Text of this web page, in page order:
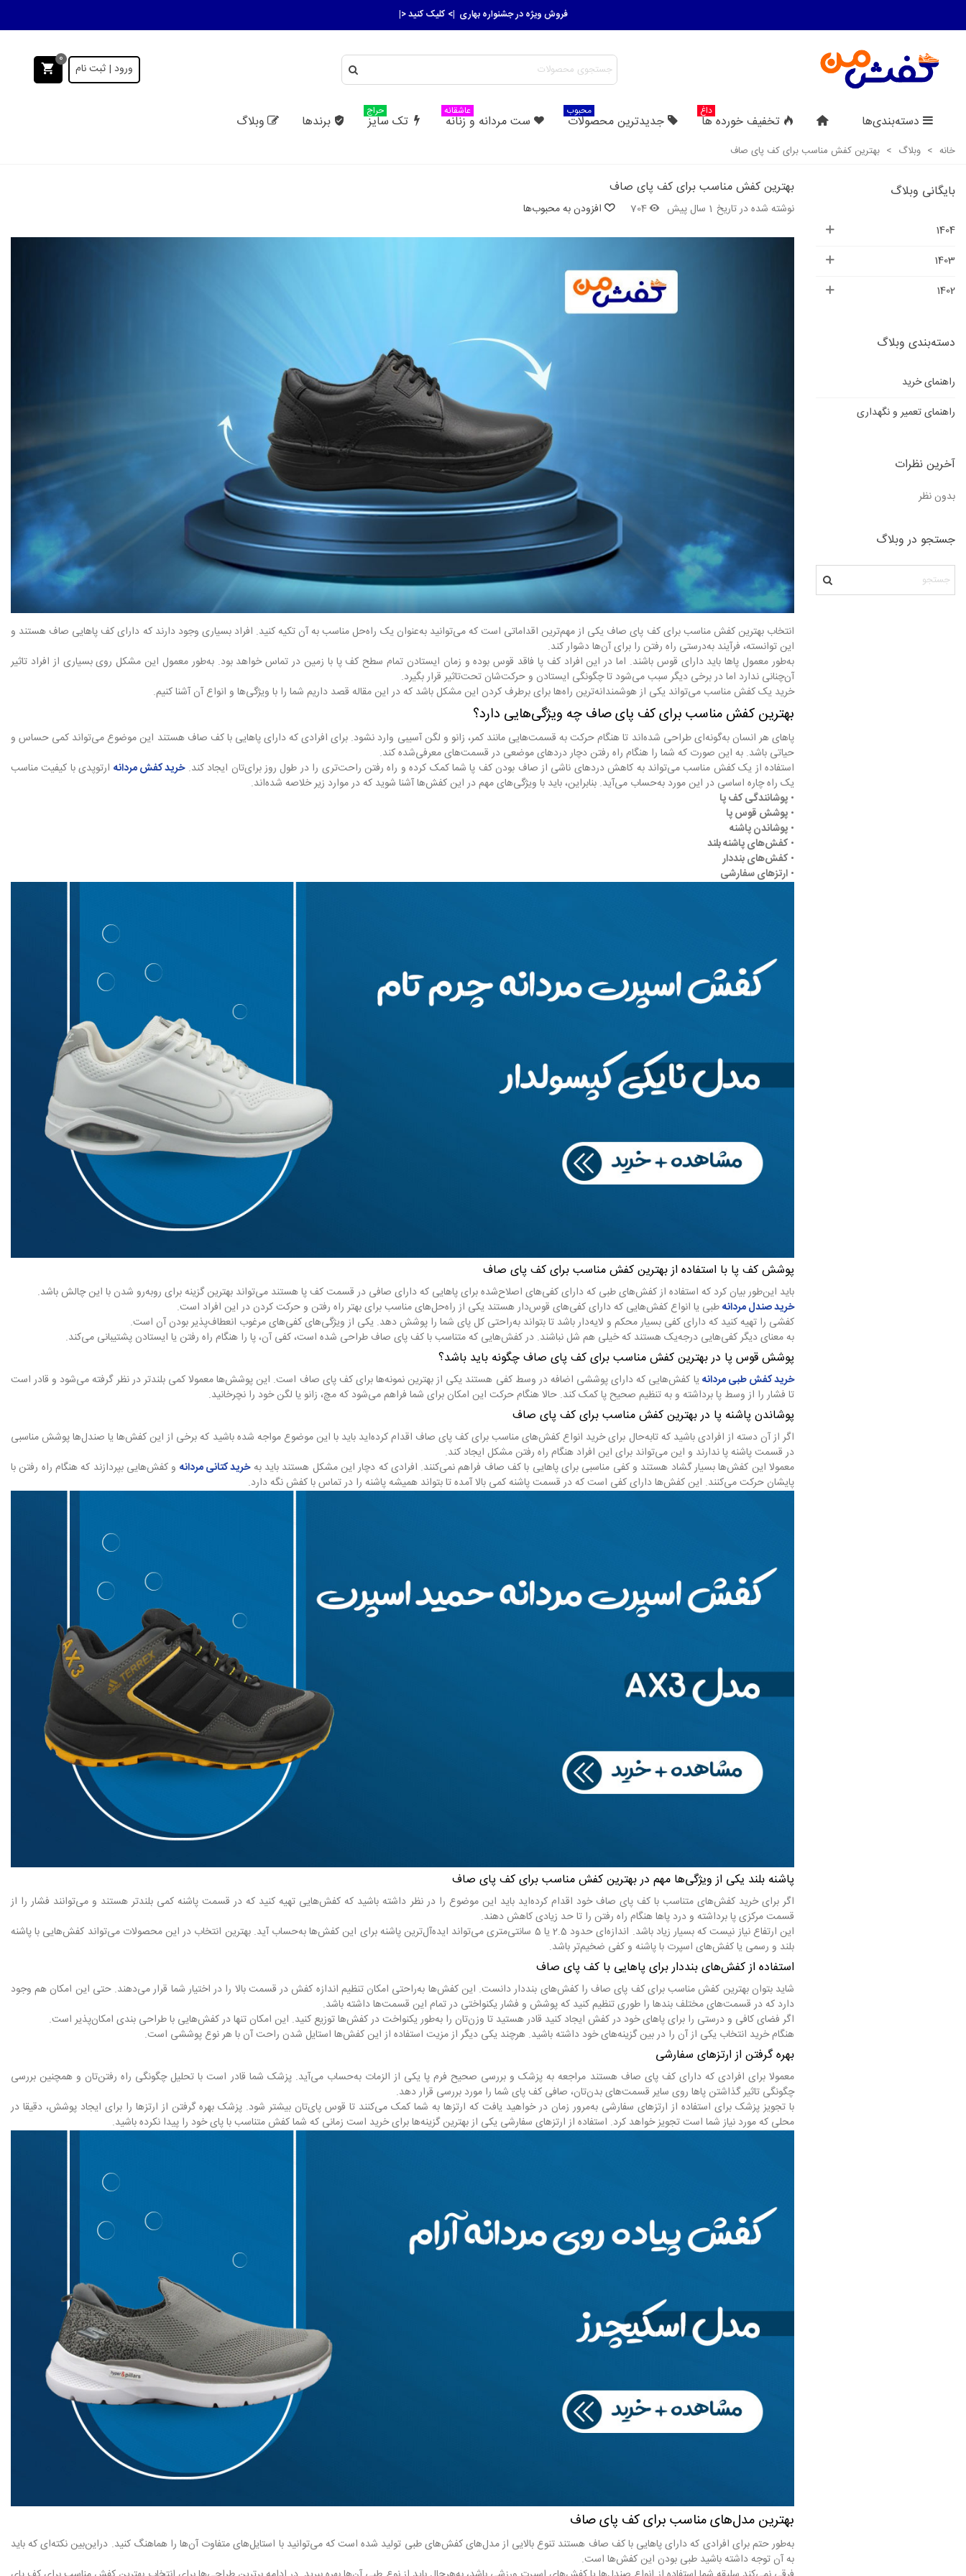
|> کلیک کنید <|ارسال رایگان سفارش های بالای 2 میلیون تومان
ورود | ثبت نام
0
دسته‌بندی‌ها تخفیف خورده ها
داغ
جدیدترین محصولات
محبوب
ست مردانه و زنانه
عاشقانه
تک سایز
حراج
برندها وبلاگ
خانه > وبلاگ > بهترین کفش مناسب برای کف پای صاف
بایگانی وبلاگ
1404
1403
1402
دسته‌بندی وبلاگ
راهنمای خرید
راهنمای تعمیر و نگهداری
آخرین نظرات
بدون نظر
جستجو در وبلاگ
بهترین کفش مناسب برای کف پای صاف
نوشته شده در تاریخ 1 سال پیش 704 افزودن به محبوب‌ها
انتخاب بهترین کفش مناسب برای کف پای صاف یکی از مهم‌ترین اقداماتی است که می‌توانید به‌عنوان یک راه‌حل مناسب به آن تکیه کنید. افراد بسیاری وجود دارند که دارای کف پاهایی صاف هستند و
این توانسته، فرآیند به‌درستی راه رفتن را برای آن‌ها دشوار کند.
به‌طور معمول پاها باید دارای قوس باشند. اما در این افراد کف پا فاقد قوس بوده و زمان ایستادن تمام سطح کف پا با زمین در تماس خواهد بود. به‌طور معمول این مشکل روی بسیاری از افراد تاثیر
آن‌چنانی ندارد اما در برخی دیگر سبب می‌شود تا چگونگی ایستادن و حرکت‌شان تحت‌تاثیر قرار بگیرد.
خرید یک کفش مناسب می‌تواند یکی از هوشمندانه‌ترین راه‌ها برای برطرف کردن این مشکل باشد که در این مقاله قصد داریم شما را با ویژگی‌ها و انواع آن آشنا کنیم.
بهترین کفش مناسب برای کف پای صاف چه ویژگی‌هایی دارد؟
پاهای هر انسان به‌گونه‌ای طراحی شده‌اند تا هنگام حرکت به قسمت‌هایی مانند کمر، زانو و لگن آسیبی وارد نشود. برای افرادی که دارای پاهایی با کف صاف هستند این موضوع می‌تواند کمی حساس و
حیاتی باشد. به این صورت که شما را هنگام راه رفتن دچار دردهای موضعی در قسمت‌های معرفی‌شده کند.
استفاده از یک کفش مناسب می‌تواند به کاهش دردهای ناشی از صاف بودن کف پا شما کمک کرده و راه رفتن راحت‌تری را در طول روز برای‌تان ایجاد کند.خرید کفش مردانه ارتوپدی با کیفیت مناسب
یک راه چاره اساسی در این مورد به‌حساب می‌آید. بنابراین، باید با ویژگی‌های مهم در این کفش‌ها آشنا شوید که در موارد زیر خلاصه شده‌اند.
• پوشانندگی کف پا
• پوشش قوس پا
• پوشاندن پاشنه
• کفش‌های پاشنه بلند
• کفش‌های بنددار
• ارتزهای سفارشی
پوشش کف پا با استفاده از بهترین کفش مناسب برای کف پای صاف
باید این‌طور بیان کرد که استفاده از کفش‌های طبی که دارای کفی‌های اصلاح‌شده برای پاهایی که دارای صافی در قسمت کف پا هستند می‌تواند بهترین گزینه برای روبه‌رو شدن با این چالش باشد.
خرید صندل مردانهطبی یا انواع کفش‌هایی که دارای کفی‌های قوس‌دار هستند یکی از راه‌حل‌های مناسب برای بهتر راه رفتن و حرکت کردن در این افراد است.
کفشی را تهیه کنید که دارای کفی بسیار محکم و لایه‌دار باشد تا بتواند به‌راحتی کل پای شما را پوشش دهد. یکی از ویژگی‌های کفی‌های مرغوب انعطاف‌پذیر بودن آن است.
به معنای دیگر کفی‌هایی درجه‌یک هستند که خیلی هم شل نباشند. در کفش‌هایی که متناسب با کف پای صاف طراحی شده است، کفی آن، پا را هنگام راه رفتن یا ایستادن پشتیبانی می‌کند.
پوشش قوس پا در بهترین کفش مناسب برای کف پای صاف چگونه باید باشد؟
خرید کفش طبی مردانهیا کفش‌هایی که دارای پوششی اضافه در وسط کفی هستند یکی از بهترین نمونه‌ها برای کف پای صاف است. این پوشش‌ها معمولا کمی بلندتر در نظر گرفته می‌شود و قادر است
تا فشار را از وسط پا برداشته و به تنظیم صحیح پا کمک کند. حالا هنگام حرکت این امکان برای شما فراهم می‌شود که مچ، زانو یا لگن خود را نچرخانید.
پوشاندن پاشنه پا در بهترین کفش مناسب برای کف پای صاف
اگر از آن دسته از افرادی باشید که تابه‌حال برای خرید انواع کفش‌های مناسب برای کف پای صاف اقدام کرده‌اید باید با این موضوع مواجه شده باشید که برخی از این کفش‌ها یا صندل‌ها پوشش مناسبی
در قسمت پاشنه پا ندارند و این می‌تواند برای این افراد هنگام راه رفتن مشکل ایجاد کند.
معمولا این کفش‌ها بسیار گشاد هستند و کفی مناسبی برای پاهایی با کف صاف فراهم نمی‌کنند. افرادی که دچار این مشکل هستند باید بهخرید کتانی مردانه و کفش‌هایی بپردازند که هنگام راه رفتن با
پایشان حرکت می‌کنند. این کفش‌ها دارای کفی است که در قسمت پاشنه کمی بالا آمده تا بتواند همیشه پاشنه را در تماس با کفش نگه دارد.
پاشنه بلند یکی از ویژگی‌ها مهم در بهترین کفش مناسب برای کف پای صاف
اگر برای خرید کفش‌های متناسب با کف پای صاف خود اقدام کرده‌اید باید این موضوع را در نظر داشته باشید که کفش‌هایی تهیه کنید که در قسمت پاشنه کمی بلندتر هستند و می‌توانند فشار را از
قسمت مرکزی پا برداشته و درد پاها هنگام راه رفتن را تا حد زیادی کاهش دهند.
این ارتفاع نیاز نیست که بسیار زیاد باشد. اندازه‌ای حدود 2.5‌ یا 5 سانتی‌متری می‌تواند ایده‌آل‌ترین پاشنه برای این کفش‌ها به‌حساب آید. بهترین انتخاب در این محصولات می‌تواند کفش‌هایی با پاشنه
بلند و رسمی یا کفش‌های اسپرت با پاشنه و کفی ضخیم‌تر باشد.
استفاده از کفش‌های بنددار برای پاهایی با کف پای صاف
شاید بتوان بهترین کفش مناسب برای کف پای صاف را کفش‌های بنددار دانست. این کفش‌ها به‌راحتی امکان تنظیم اندازه کفش در قسمت بالا را در اختیار شما قرار می‌دهند. حتی این امکان هم وجود
دارد که در قسمت‌های مختلف بندها را طوری تنظیم کنید که پوشش و فشار یکنواختی در تمام این قسمت‌ها داشته باشد.
اگر فضای کافی و درستی را برای پاهای خود در کفش ایجاد کنید قادر هستید تا وزن‌تان را به‌طور یکنواخت در کفش‌ها توزیع کنید. این امکان تنها در کفش‌هایی با طراحی بندی امکان‌پذیر است.
هنگام خرید انتخاب یکی از آن را در بین گزینه‌های خود داشته باشید. هرچند یکی دیگر از مزیت استفاده از این کفش‌ها استایل شدن راحت آن با هر نوع پوششی است.
بهره گرفتن از ارتزهای سفارشی
معمولا برای افرادی که دارای کف پای صاف هستند مراجعه به پزشک و بررسی صحیح فرم پا یکی از الزمات به‌حساب می‌آید. پزشک شما قادر است با تحلیل چگونگی راه رفتن‌تان و همچنین بررسی
چگونگی تاثیر گذاشتن پاها روی سایر قسمت‌های بدن‌تان، صافی کف پای شما را مورد بررسی قرار دهد.
با تجویز پزشک برای استفاده از ارتزهای سفارشی به‌مرور زمان در خواهید یافت که ارتزها به شما کمک می‌کنند تا قوس پای‌تان بیشتر شود. پزشک بهره گرفتن از ارتزها را برای ایجاد پوشش، دقیقا در
محلی که مورد نیاز شما است تجویز خواهد کرد. استفاده از ارتزهای سفارشی یکی از بهترین گزینه‌ها برای خرید است زمانی که شما کفش متناسب با پای خود را پیدا نکرده باشید.
بهترین مدل‌های مناسب برای کف پای صاف
به‌طور حتم برای افرادی که دارای پاهایی با کف صاف هستند تنوع بالایی از مدل‌های کفش‌های طبی تولید شده است که می‌توانید با استایل‌های متفاوت آن‌ها را هماهنگ کنید. دراین‌بین نکته‌ای که باید
به آن توجه داشته باشید طبی بودن این کفش‌ها است.